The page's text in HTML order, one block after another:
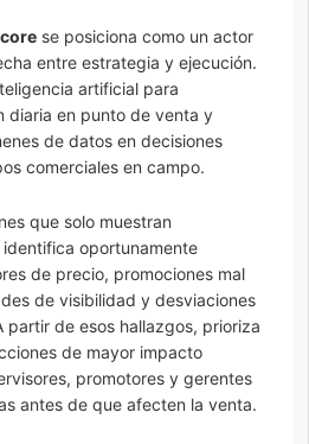
se posiciona como un actor
entre estrategia y ejecución.
artificial para
diaria en punto de venta y
de datos en decisiones
comerciales en campo.
que solo muestran
oportunamente
de precio, promociones mal
de visibilidad y desviaciones
partir de esos hallazgos, prioriza
de mayor impacto
promotores y gerentes
antes de que afecten la venta.